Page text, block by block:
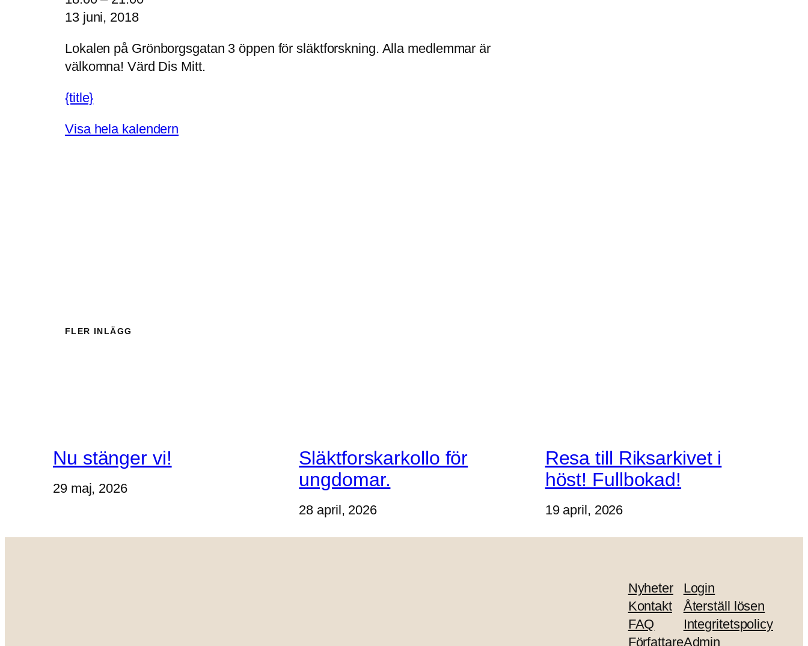
n
d
a
g
s
ö
13 juni, 2018
Lokalen på Grönborgsgatan 3 öppen för släktforskning. Alla medlemmar är
välkomna! Värd Dis Mitt.
{title}
Visa hela kalendern
FLER INLÄGG
Nu stänger vi!
29 maj, 2026
Släktforskarkollo för
ungdomar.
28 april, 2026
Resa till Riksarkivet i
höst! Fullbokad!
19 april, 2026
Nyheter
Kontakt
FAQ
Författare
Login
Återställ lösen
Integritetspolicy
Admin